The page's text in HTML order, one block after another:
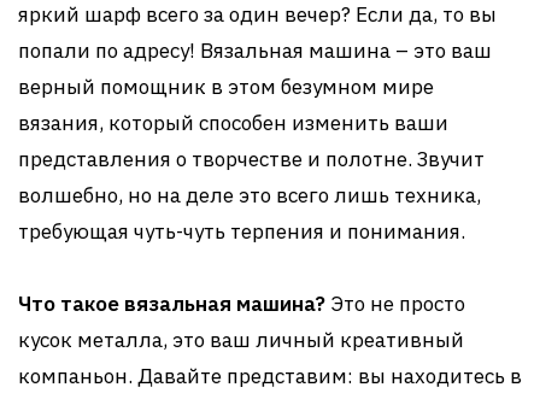
яркий шарф всего за один вечер? Если да, то вы
попали по адресу! Вязальная машина – это ваш
верный помощник в этом безумном мире
вязания, который способен изменить ваши
представления о творчестве и полотне. Звучит
волшебно, но на деле это всего лишь техника,
требующая чуть-чуть терпения и понимания.
Что такое вязальная машина? Это не просто
кусок металла, это ваш личный креативный
компаньон. Давайте представим: вы находитесь в